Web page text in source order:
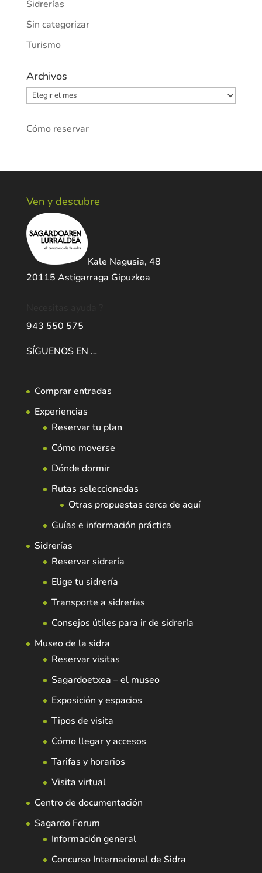
Sidrerías
Sin categorizar
Turismo
Archivos
Archivos
Cómo reservar
Ven y descubre
Kale Nagusia, 48
20115 Astigarraga Gipuzkoa
943 550 575
SÍGUENOS EN …
Comprar entradas
Experiencias
Reservar tu plan
Cómo moverse
Dónde dormir
Rutas seleccionadas
Otras propuestas cerca de aquí
Guías e información práctica
Sidrerías
Reservar sidrería
Elige tu sidrería
Transporte a sidrerías
Consejos útiles para ir de sidrería
Museo de la sidra
Reservar visitas
Sagardoetxea – el museo
Exposición y espacios
Tipos de visita
Cómo llegar y accesos
Tarifas y horarios
Visita virtual
Centro de documentación
Sagardo Forum
Información general
Concurso Internacional de Sidra